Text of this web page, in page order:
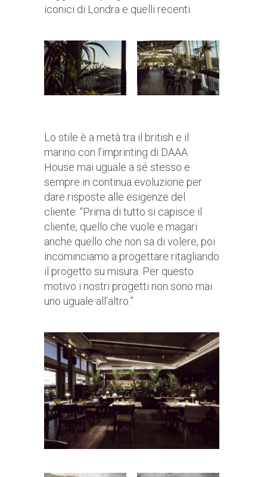
iconici di Londra e quelli recenti.
Lo stile è a metà tra il british e il
marino con l’imprinting di DAAA
House mai uguale a sé stesso e
sempre in continua evoluzione per
dare risposte alle esigenze del
cliente. “Prima di tutto si capisce il
cliente, quello che vuole e magari
anche quello che non sa di volere, poi
incominciamo a progettare ritagliando
il progetto su misura. Per questo
motivo i nostri progetti non sono mai
uno uguale all’altro.”